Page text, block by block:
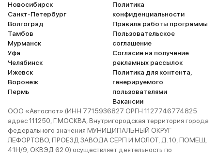
Новосибирск
Санкт-Петербург
Волгоград
Тамбов
Мурманск
Уфа
Челябинск
Ижевск
Воронеж
Пермь
Политика
конфиденциальности
Правила работы программы
Пользовательское
соглашение
Согласие на получение
рекламных рассылок
Политика для контента,
генерируемого
пользователями
Вакансии
ООО «Автоспот» (ИНН 7715936827 ОРГН 1127746774825
адрес 111250, Г.МОСКВА, Внутригородская территория города
федерального значения МУНИЦИПАЛЬНЫЙ ОКРУГ
ЛЕФОРТОВО, ПРОЕЗД ЗАВОДА СЕРП И МОЛОТ, Д. 10, ПОМЕЩ.
41Н/9, ОКВЭД 62.0) осуществляет деятельность по